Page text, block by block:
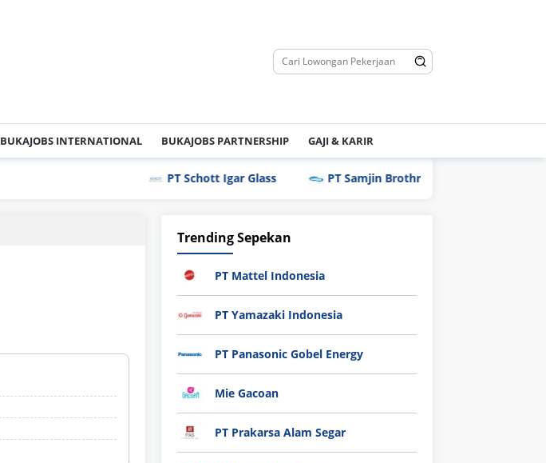
BUKAJOBS INTERNATIONAL BUKAJOBS PARTNERSHIP GAJI & KARIR
PT Schott Igar Glass PT Samjin Brothread Indonesia
Trending Sepekan
PT Mattel Indonesia
PT Yamazaki Indonesia
PT Panasonic Gobel Energy
Mie Gacoan
PT Prakarsa Alam Segar